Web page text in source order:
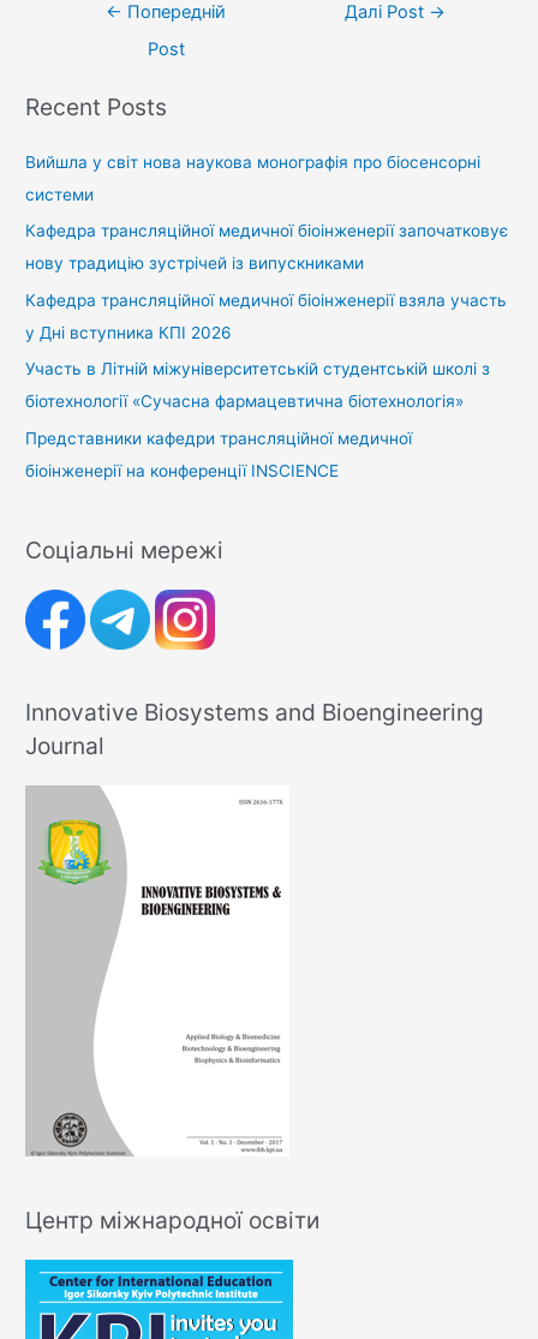
← Попередній
Post
Далі Post →
Recent Posts
Вийшла у світ нова наукова монографія про біосенсорні
системи
Кафедра трансляційної медичної біоінженерії започатковує
нову традицію зустрічей із випускниками
Кафедра трансляційної медичної біоінженерії взяла участь
у Дні вступника КПІ 2026
Участь в Літній міжуніверситетській студентській школі з
біотехнології «Сучасна фармацевтична біотехнологія»
Представники кафедри трансляційної медичної
біоінженерії на конференції INSCIENCE
Соціальні мережі
Innovative Biosystems and Bioengineering
Journal
Центр міжнародної освіти